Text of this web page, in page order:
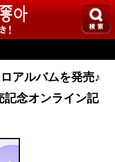
アルバムを発売♪
記念オンライン記